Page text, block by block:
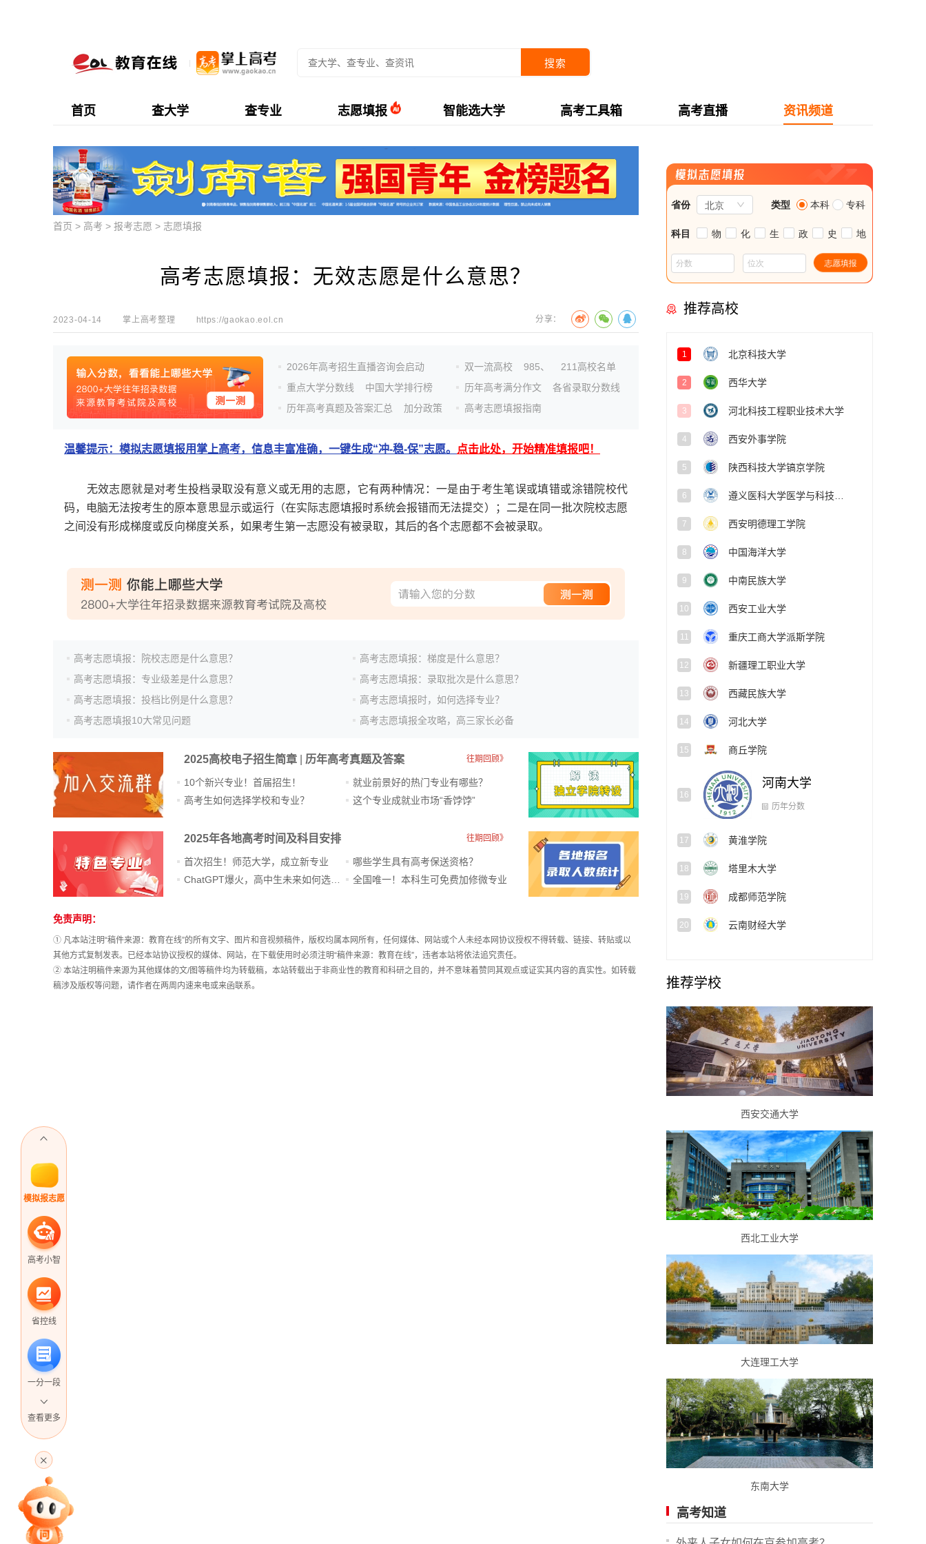
搜索
首页 查大学 查专业 志愿填报 智能选大学 高考工具箱 高考直播 资讯频道
模拟报志愿
高考小智
省控线
一分一段
专家指导课
查看更多
首页 > 高考 > 报考志愿 > 志愿填报
高考志愿填报：无效志愿是什么意思？
2023-04-14 掌上高考整理 https://gaokao.eol.cn 分享：
2026年高考招生直播咨询会启动
重点大学分数线
中国大学排行榜
历年高考真题及答案汇总
加分政策
双一流高校 985、
211高校名单
历年高考满分作文
各省录取分数线
高考志愿填报指南
温馨提示：模拟志愿填报用掌上高考，信息丰富准确，一键生成“冲-稳-保”志愿。 点击此处，开始精准填报吧！
无效志愿就是对考生投档录取没有意义或无用的志愿，它有两种情况：一是由于考生笔误或填错或涂错院校代
码，电脑无法按考生的原本意思显示或运行（在实际志愿填报时系统会报错而无法提交）；二是在同一批次院校志愿
之间没有形成梯度或反向梯度关系，如果考生第一志愿没有被录取，其后的各个志愿都不会被录取。
高考志愿填报：院校志愿是什么意思？
高考志愿填报：梯度是什么意思？
高考志愿填报：专业级差是什么意思？
高考志愿填报：录取批次是什么意思？
高考志愿填报：投档比例是什么意思？
高考志愿填报时，如何选择专业？
高考志愿填报10大常见问题
高考志愿填报全攻略，高三家长必备
2025高校电子招生简章 历年高考真题及答案 往期回顾》
10个新兴专业！首届招生！
高考生如何选择学校和专业？
就业前景好的热门专业有哪些？
这个专业成就业市场“香饽饽”​
2025年各地高考时间及科目安排 往期回顾》
首次招生！师范大学，成立新专业
ChatGPT爆火，高中生未来如何选专业？
哪些学生具有高考保送资格？
全国唯一！本科生可免费加修微专业
站
长
统
计
免责声明：
① 凡本站注明“稿件来源：教育在线”的所有文字、图片和音视频稿件，版权均属本网所有，任何媒体、网站或个人未经本网协议授权不得转载、链接、转贴或以
其他方式复制发表。已经本站协议授权的媒体、网站，在下载使用时必须注明“稿件来源：教育在线”，违者本站将依法追究责任。
② 本站注明稿件来源为其他媒体的文/图等稿件均为转载稿，本站转载出于非商业性的教育和科研之目的，并不意味着赞同其观点或证实其内容的真实性。如转载
稿涉及版权等问题，请作者在两周内速来电或来函联系。
推荐高校
1 北京科技大学
2 西华大学
3 河北科技工程职业技术大学
4 西安外事学院
5 陕西科技大学镐京学院
6
7 西安明德理工学院
8 中国海洋大学
9 中南民族大学
10 西安工业大学
11 重庆工商大学派斯学院
12 新疆理工职业大学
13 西藏民族大学
14 河北大学
15 商丘学院
16
河南大学
历年分数
17 黄淮学院
18 塔里木大学
19 成都师范学院
20 云南财经大学
推荐学校
西安交通大学
西北工业大学
大连理工大学
东南大学
高考知道